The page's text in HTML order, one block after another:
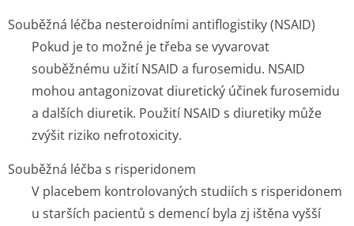
Souběžná léčba nesteroidními antiflogistiky (NSAID)
Pokud je to možné je třeba se vyvarovat
souběžnému užití NSAID a furosemidu. NSAID
mohou antagonizovat diuretický účinek furosemidu
a dalších diuretik. Použití NSAID s diuretiky může
zvýšit riziko nefrotoxicity.
Souběžná léčba s risperidonem
V placebem kontrolovaných studiích s risperidonem
u starších pacientů s demencí byla zj ištěna vyšší